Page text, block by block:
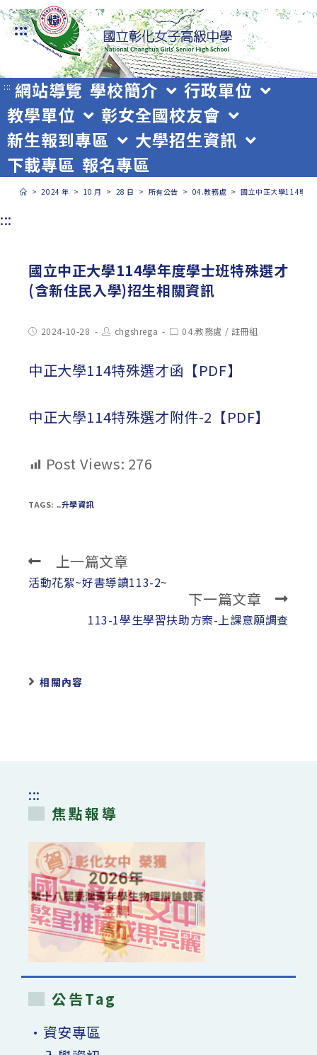
跳
轉
至
主
要
內
容
:::
::: 網站導覽 學校簡介
行政單位
教學單位
彰女全國校友會
新生報到專區
大學招生資訊
下載專區 報名專區
> 2024 年 > 10 月 > 28 日 > 所有公告 > 04.教務處 > 國立中正大學114學
:::
國立中正大學114學年度學士班特殊選才
(含新住民入學)招生相關資訊
Post2024-10-28
Post
author:
chgshrega
Post04.教務處 / 註冊組
中正大學114特殊選才函【PDF】
中正大學114特殊選才附件-2【PDF】
Post Views: 276
TAGS: ..升學資訊
Read
more
上一篇文章
活動花絮~好書導讀113-2~
下一篇文章
113-1學生學習扶助方案-上課意願調查
相關內容
:::
焦點報導
公告Tag
•資安專區